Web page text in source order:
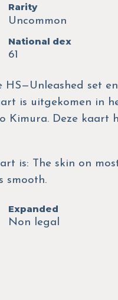
Rarity
Uncommon
National dex
61
set
is uitgekomen in
Kimura. Deze kaart
is: The skin on
smooth.
Expanded
Non legal